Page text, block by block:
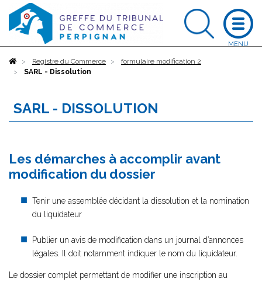
AccueilRegistre du Commerce
formulaire modification 2
SARL - Dissolution
SARL - DISSOLUTION
Les démarches à accomplir avant
modification du dossier
Tenir une assemblée décidant la dissolution et la nomination
du liquidateur
Publier un avis de modification dans un journal d’annonces
légales. Il doit notamment indiquer le nom du liquidateur.
Le dossier complet permettant de modifier une inscription au